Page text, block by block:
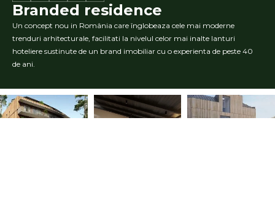
Branded residence
Un concept nou in România care înglobeaza cele mai moderne
trenduri arhitecturale, facilitati la nivelul celor mai inalte lanturi
hoteliere sustinute de un brand imobiliar cu o experienta de peste 40
de ani.